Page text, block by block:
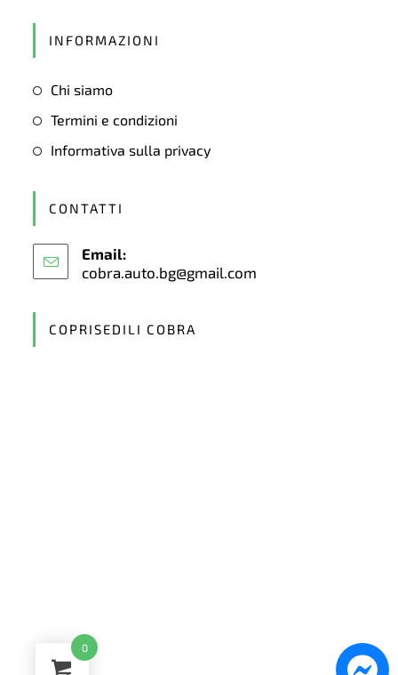
tab
INFORMAZIONI
Chi siamo
Termini e condizioni
Informativa sulla privacy
CONTATTI
Email:
cobra.auto.bg@gmail.com
COPRISEDILI COBRA
0